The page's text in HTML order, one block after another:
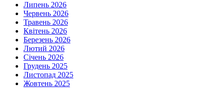
Липень 2026
Червень 2026
Травень 2026
Квітень 2026
Березень 2026
Лютий 2026
Січень 2026
Грудень 2025
Листопад 2025
Жовтень 2025